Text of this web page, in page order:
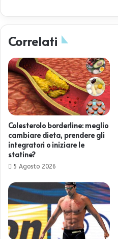
Correlati
Colesterolo borderline: meglio
cambiare dieta, prendere gli
integratori o iniziare le
statine?
5 Agosto 2026